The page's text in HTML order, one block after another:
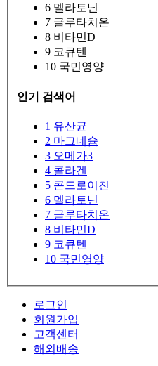
6 멜라토닌
7 글루타치온
8 비타민D
9 코큐텐
10 국민영양
인기 검색어
1 유산균
2 마그네슘
3 오메가3
4 콜라겐
5 콘드로이친
6 멜라토닌
7 글루타치온
8 비타민D
9 코큐텐
10 국민영양
로그인
회원가입
고객센터
해외배송